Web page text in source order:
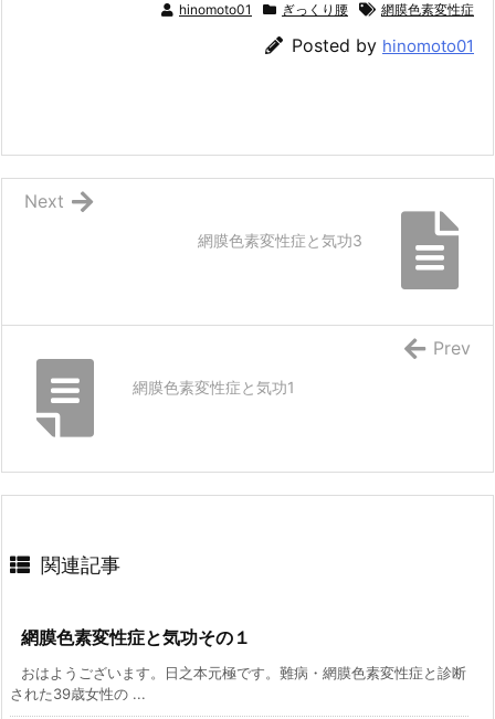
hinomoto01 ぎっくり腰 網膜色素変性症
Posted by hinomoto01
網膜色素変性症と気功3
Next
網膜色素変性症と気功1
Prev
関連記事
網膜色素変性症と気功その１
おはようございます。日之本元極です。難病・網膜色素変性症と診断
された39歳女性の ...